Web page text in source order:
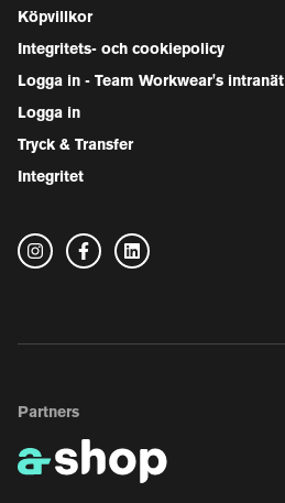
Köpvillkor
Integritets- och cookiepolicy
Logga in - Team Workwear's intranät
Logga in
Tryck & Transfer
Integritet
Partners